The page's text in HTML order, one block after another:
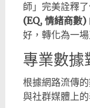
師」完美詮釋
(EQ, 情緒商數)
好，轉化為一
專業數據
根據網路流傳
與社群媒體上